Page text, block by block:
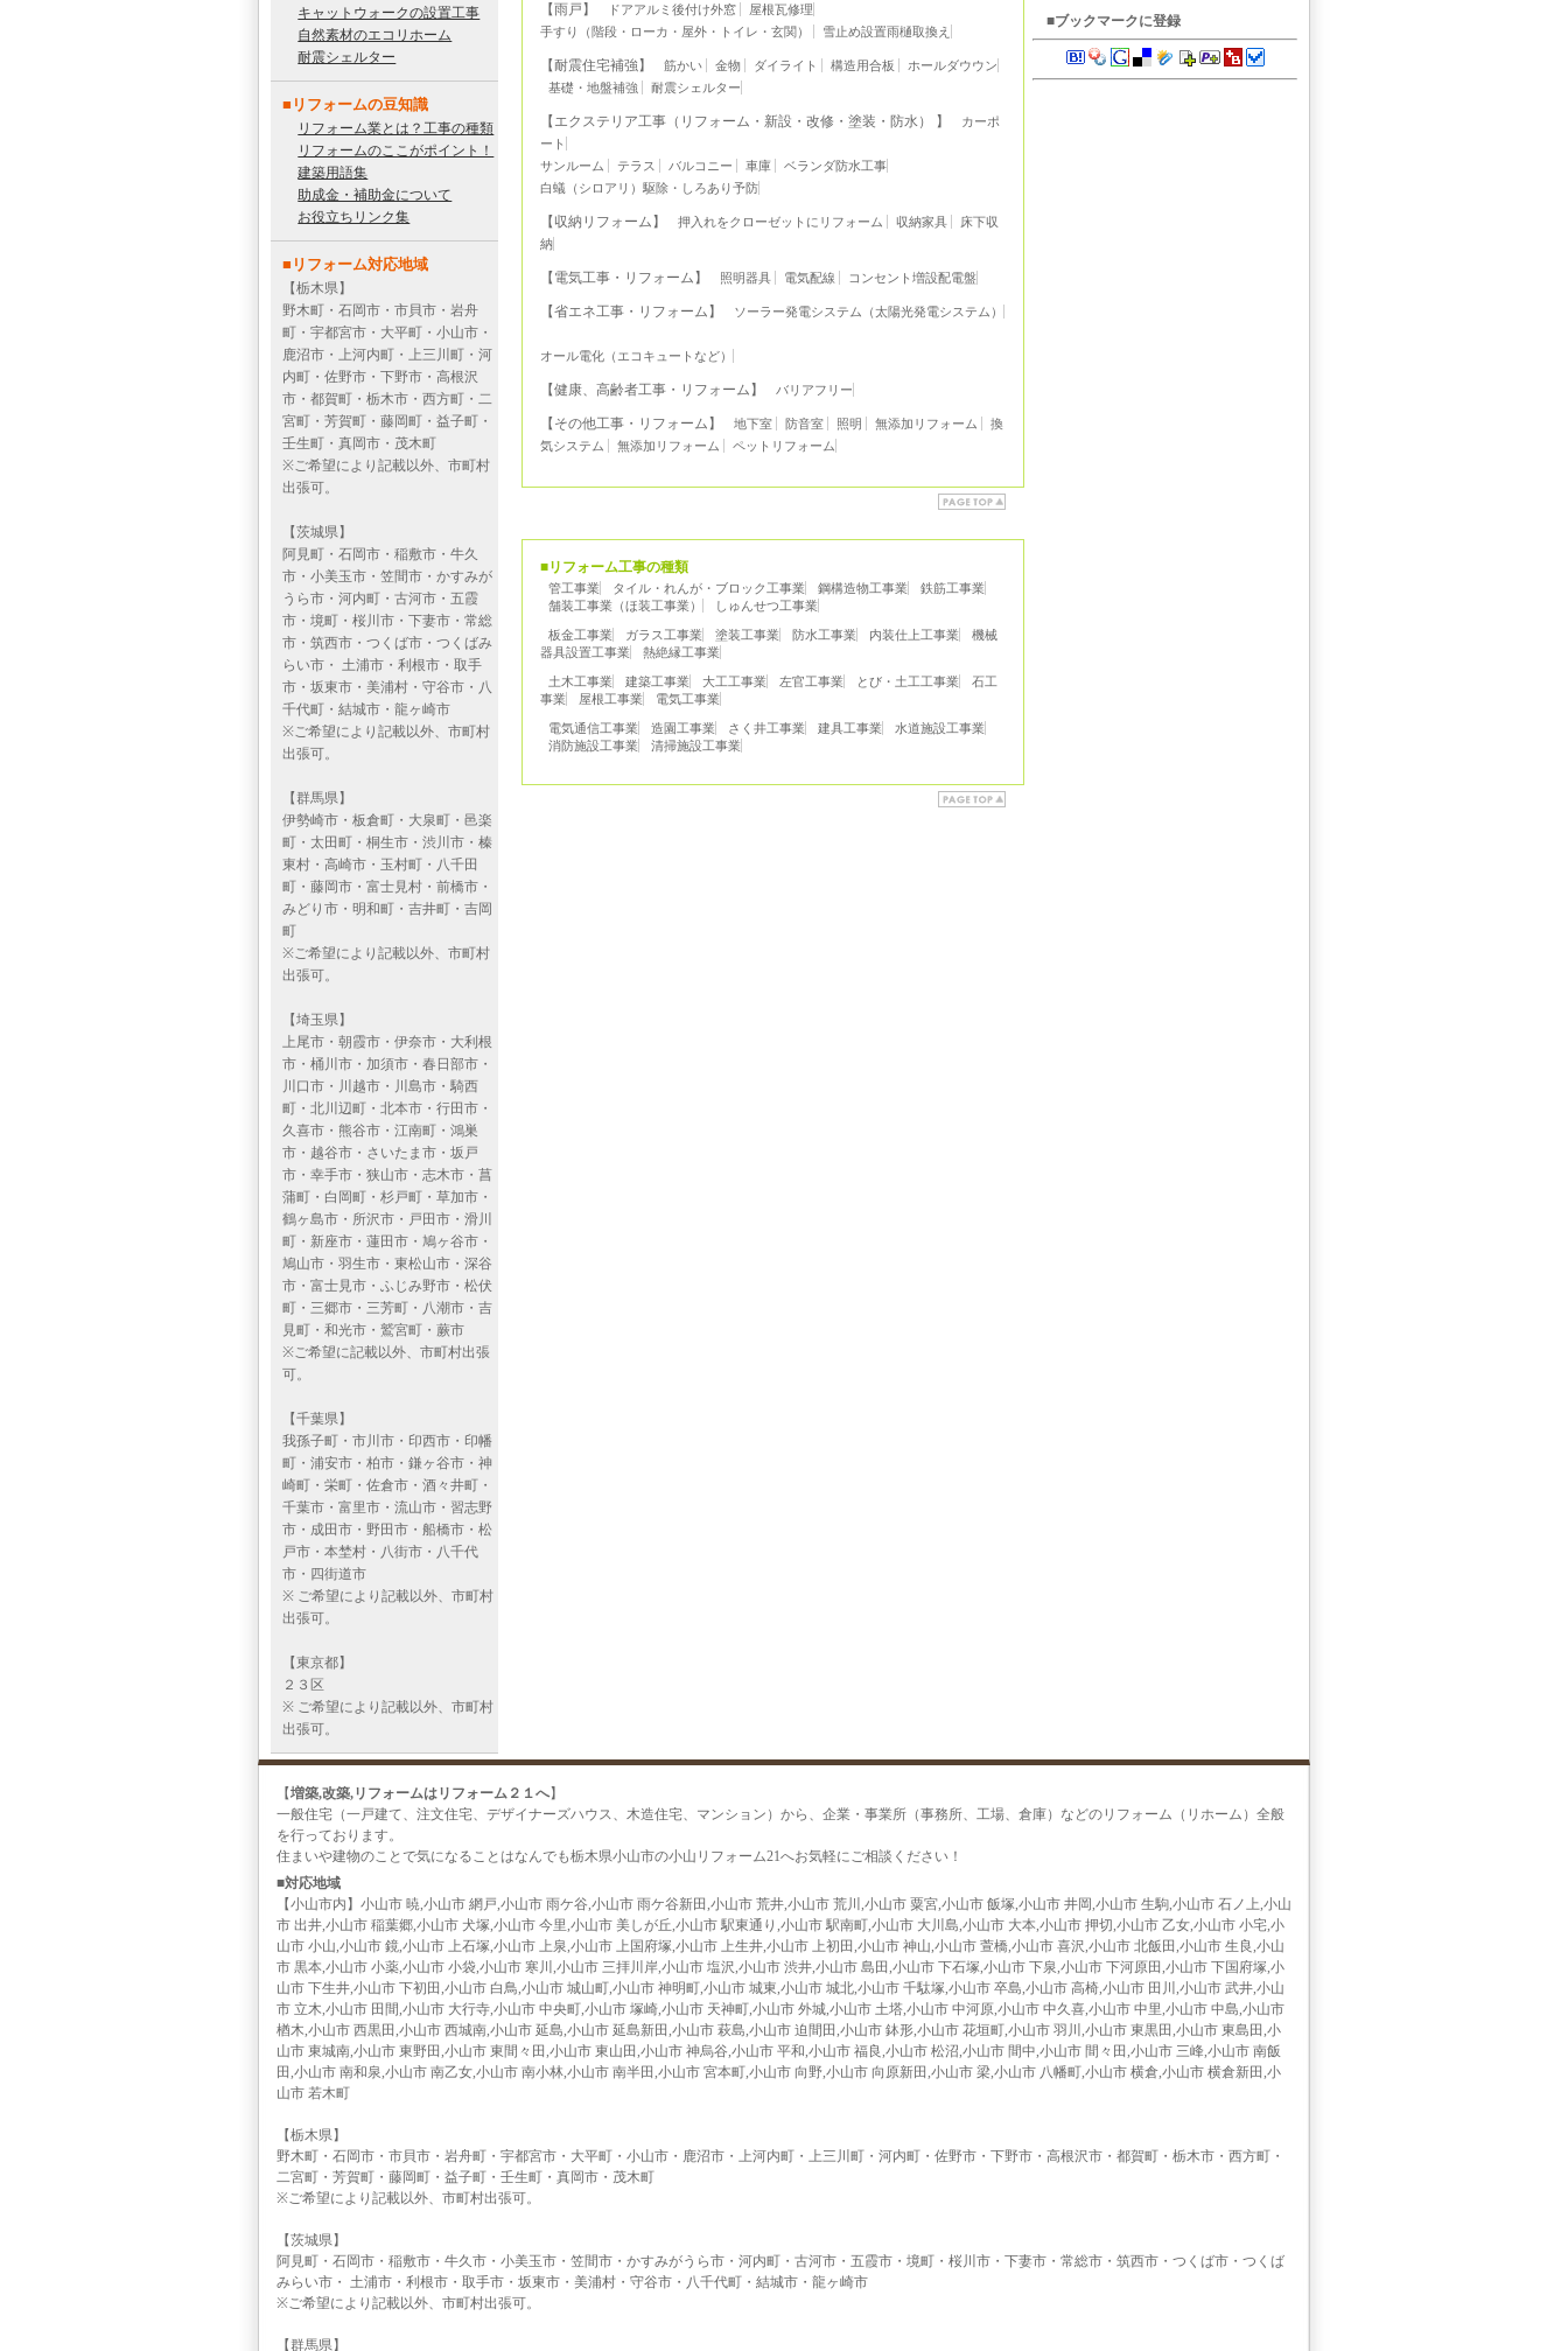
キャットウォークの設置工事
自然素材のエコリホーム
耐震シェルター
■リフォームの豆知識
リフォーム業とは？工事の種類
リフォームのここがポイント！
建築用語集
助成金・補助金について
お役立ちリンク集
■リフォーム対応地域
【栃木県】
野木町・石岡市・市貝市・岩舟
町・宇都宮市・大平町・小山市・
鹿沼市・上河内町・上三川町・河
内町・佐野市・下野市・高根沢
市・都賀町・栃木市・西方町・二
宮町・芳賀町・藤岡町・益子町・
壬生町・真岡市・茂木町
※ご希望により記載以外、市町村
出張可。
【茨城県】
阿見町・石岡市・稲敷市・牛久
市・小美玉市・笠間市・かすみが
うら市・河内町・古河市・五霞
市・境町・桜川市・下妻市・常総
市・筑西市・つくば市・つくばみ
らい市・ 土浦市・利根市・取手
市・坂東市・美浦村・守谷市・八
千代町・結城市・龍ヶ崎市
※ご希望により記載以外、市町村
出張可。
【群馬県】
伊勢崎市・板倉町・大泉町・邑楽
町・太田町・桐生市・渋川市・榛
東村・高崎市・玉村町・八千田
町・藤岡市・富士見村・前橋市・
みどり市・明和町・吉井町・吉岡
町
※ご希望により記載以外、市町村
出張可。
【埼玉県】
上尾市・朝霞市・伊奈市・大利根
市・桶川市・加須市・春日部市・
川口市・川越市・川島市・騎西
町・北川辺町・北本市・行田市・
久喜市・熊谷市・江南町・鴻巣
市・越谷市・さいたま市・坂戸
市・幸手市・狭山市・志木市・菖
蒲町・白岡町・杉戸町・草加市・
鶴ヶ島市・所沢市・戸田市・滑川
町・新座市・蓮田市・鳩ヶ谷市・
鳩山市・羽生市・東松山市・深谷
市・富士見市・ふじみ野市・松伏
町・三郷市・三芳町・八潮市・吉
見町・和光市・鷲宮町・蕨市
※ご希望に記載以外、市町村出張
可。
【千葉県】
我孫子町・市川市・印西市・印幡
町・浦安市・柏市・鎌ヶ谷市・神
崎町・栄町・佐倉市・酒々井町・
千葉市・富里市・流山市・習志野
市・成田市・野田市・船橋市・松
戸市・本埜村・八街市・八千代
市・四街道市
※ ご希望により記載以外、市町村
出張可。
【東京都】
２３区
※ ご希望により記載以外、市町村
出張可。
【雨戸】 ドアアルミ後付け外窓
屋根瓦修理
手すり（階段・ローカ・屋外・トイレ・玄関）
雪止め設置雨樋取換え
【耐震住宅補強】 筋かい 金物 ダイライト 構造用合板
ホールダウウン
基礎・地盤補強
耐震シェルター
【エクステリア工事（リフォーム・新設・改修・塗装・防水） 】
カーポ
ート
サンルーム
テラス バルコニー 車庫
ベランダ防水工事
白蟻（シロアリ）駆除・しろあり予防
【収納リフォーム】 押入れをクローゼットにリフォーム 収納家具
床下収
納
【電気工事・リフォーム】 照明器具 電気配線 コンセント増設配電盤
【省エネ工事・リフォーム】 ソーラー発電システム（太陽光発電システム）
オール電化（エコキュートなど）
【健康、高齢者工事・リフォーム】 バリアフリー
【その他工事・リフォーム】 地下室 防音室 照明 無添加リフォーム
換
気システム
無添加リフォーム ペットリフォーム
■リフォーム工事の種類
管工事業 タイル・れんが・ブロック工事業 鋼構造物工事業
鉄筋工事業
舗装工事業（ほ装工事業）
しゅんせつ工事業
板金工事業 ガラス工事業 塗装工事業 防水工事業 内装仕上工事業
機械
器具設置工事業
熱絶縁工事業
土木工事業 建築工事業 大工工事業 左官工事業 とび・土工工事業
石工
事業
屋根工事業 電気工事業
電気通信工事業 造園工事業 さく井工事業 建具工事業
水道施設工事業
消防施設工事業
清掃施設工事業
■ブックマークに登録
【増築,改築,リフォームはリフォーム２１へ】
一般住宅（一戸建て、注文住宅、デザイナーズハウス、木造住宅、マンション）から、企業・事業所（事務所、工場、倉庫）などのリフォーム（リホーム）全般
を行っております。
住まいや建物のことで気になることはなんでも栃木県小山市の小山リフォーム21へお気軽にご相談ください！
■対応地域
【小山市内】小山市 暁,小山市 網戸,小山市 雨ケ谷,小山市 雨ケ谷新田,小山市 荒井,小山市 荒川,小山市 粟宮,小山市 飯塚,小山市 井岡,小山市 生駒,小山市 石ノ上,小山
市 出井,小山市 稲葉郷,小山市 犬塚,小山市 今里,小山市 美しが丘,小山市 駅東通り,小山市 駅南町,小山市 大川島,小山市 大本,小山市 押切,小山市 乙女,小山市 小宅,小
山市 小山,小山市 鏡,小山市 上石塚,小山市 上泉,小山市 上国府塚,小山市 上生井,小山市 上初田,小山市 神山,小山市 萱橋,小山市 喜沢,小山市 北飯田,小山市 生良,小山
市 黒本,小山市 小薬,小山市 小袋,小山市 寒川,小山市 三拝川岸,小山市 塩沢,小山市 渋井,小山市 島田,小山市 下石塚,小山市 下泉,小山市 下河原田,小山市 下国府塚,小
山市 下生井,小山市 下初田,小山市 白鳥,小山市 城山町,小山市 神明町,小山市 城東,小山市 城北,小山市 千駄塚,小山市 卒島,小山市 高椅,小山市 田川,小山市 武井,小山
市 立木,小山市 田間,小山市 大行寺,小山市 中央町,小山市 塚崎,小山市 天神町,小山市 外城,小山市 土塔,小山市 中河原,小山市 中久喜,小山市 中里,小山市 中島,小山市
楢木,小山市 西黒田,小山市 西城南,小山市 延島,小山市 延島新田,小山市 萩島,小山市 迫間田,小山市 鉢形,小山市 花垣町,小山市 羽川,小山市 東黒田,小山市 東島田,小
山市 東城南,小山市 東野田,小山市 東間々田,小山市 東山田,小山市 神烏谷,小山市 平和,小山市 福良,小山市 松沼,小山市 間中,小山市 間々田,小山市 三峰,小山市 南飯
田,小山市 南和泉,小山市 南乙女,小山市 南小林,小山市 南半田,小山市 宮本町,小山市 向野,小山市 向原新田,小山市 梁,小山市 八幡町,小山市 横倉,小山市 横倉新田,小
山市 若木町
【栃木県】
野木町・石岡市・市貝市・岩舟町・宇都宮市・大平町・小山市・鹿沼市・上河内町・上三川町・河内町・佐野市・下野市・高根沢市・都賀町・栃木市・西方町・
二宮町・芳賀町・藤岡町・益子町・壬生町・真岡市・茂木町
※ご希望により記載以外、市町村出張可。
【茨城県】
阿見町・石岡市・稲敷市・牛久市・小美玉市・笠間市・かすみがうら市・河内町・古河市・五霞市・境町・桜川市・下妻市・常総市・筑西市・つくば市・つくば
みらい市・ 土浦市・利根市・取手市・坂東市・美浦村・守谷市・八千代町・結城市・龍ヶ崎市
※ご希望により記載以外、市町村出張可。
【群馬県】